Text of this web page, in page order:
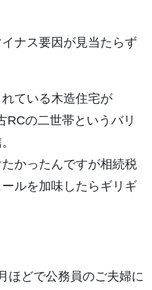
ナス要因が見当たらず
ている木造住宅が
RCの二世帯というバリ
かったんですが相続税
ルを加味したらギリギ
ほどで公務員のご夫婦に